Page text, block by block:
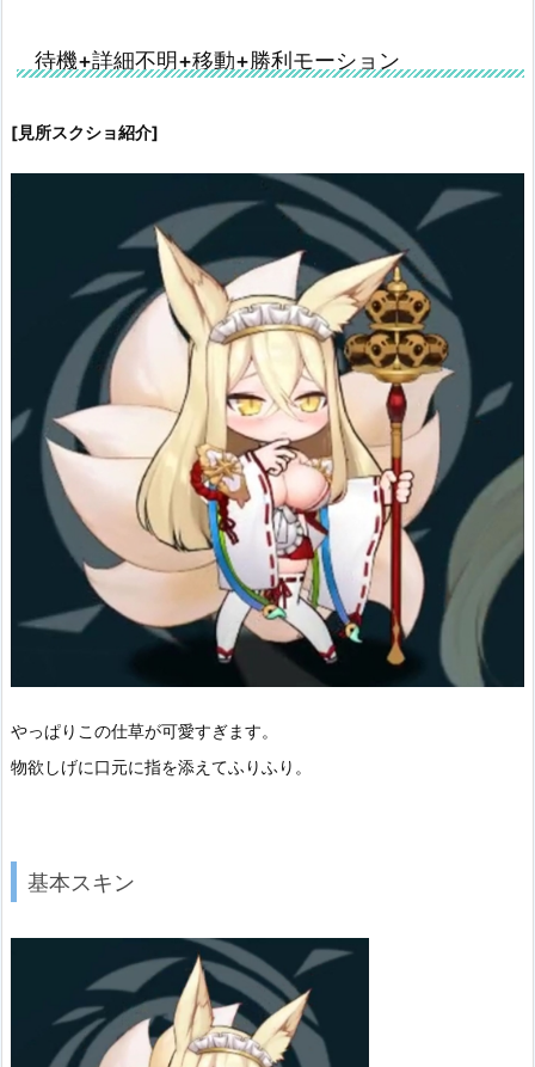
待機+詳細不明+移動+勝利モーション
[見所スクショ紹介]
やっぱりこの仕草が可愛すぎます。
物欲しげに口元に指を添えてふりふり。
基本スキン